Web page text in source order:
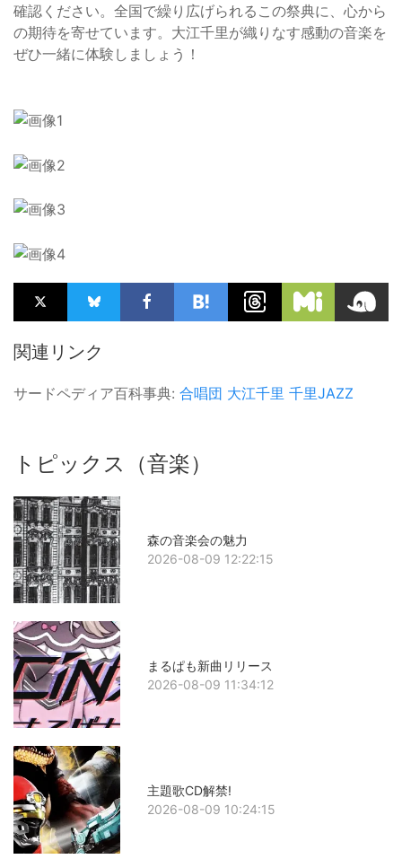
確認ください。全国で繰り広げられるこの祭典に、心から
の期待を寄せています。大江千里が織りなす感動の音楽を
ぜひ一緒に体験しましょう！
関連リンク
サードペディア百科事典: 合唱団 大江千里 千里JAZZ
トピックス（音楽）
森の音楽会の魅力
2026-08-09 12:22:15
まるぱも新曲リリース
2026-08-09 11:34:12
主題歌CD解禁!
2026-08-09 10:24:15